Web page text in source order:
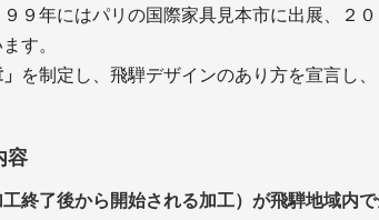
９年にはパリの国際家具見本市に出展、２
す。
を制定し、飛騨デザインのあり方を宣言し
容
終了後から開始される加工）が飛騨地域内